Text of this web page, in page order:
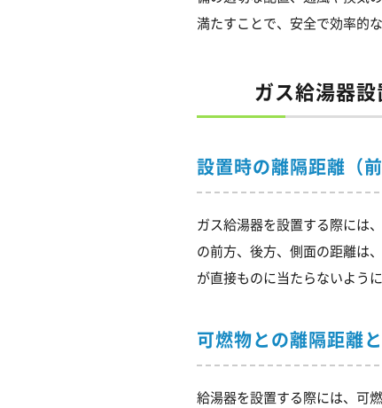
満たすことで、安全で効率的
ガス給湯器
設置時の離隔距離（
ガス給湯器を設置する際には
の前方、後方、側面の距離は
が直接ものに当たらないよう
可燃物との離隔距離
給湯器を設置する際には、可